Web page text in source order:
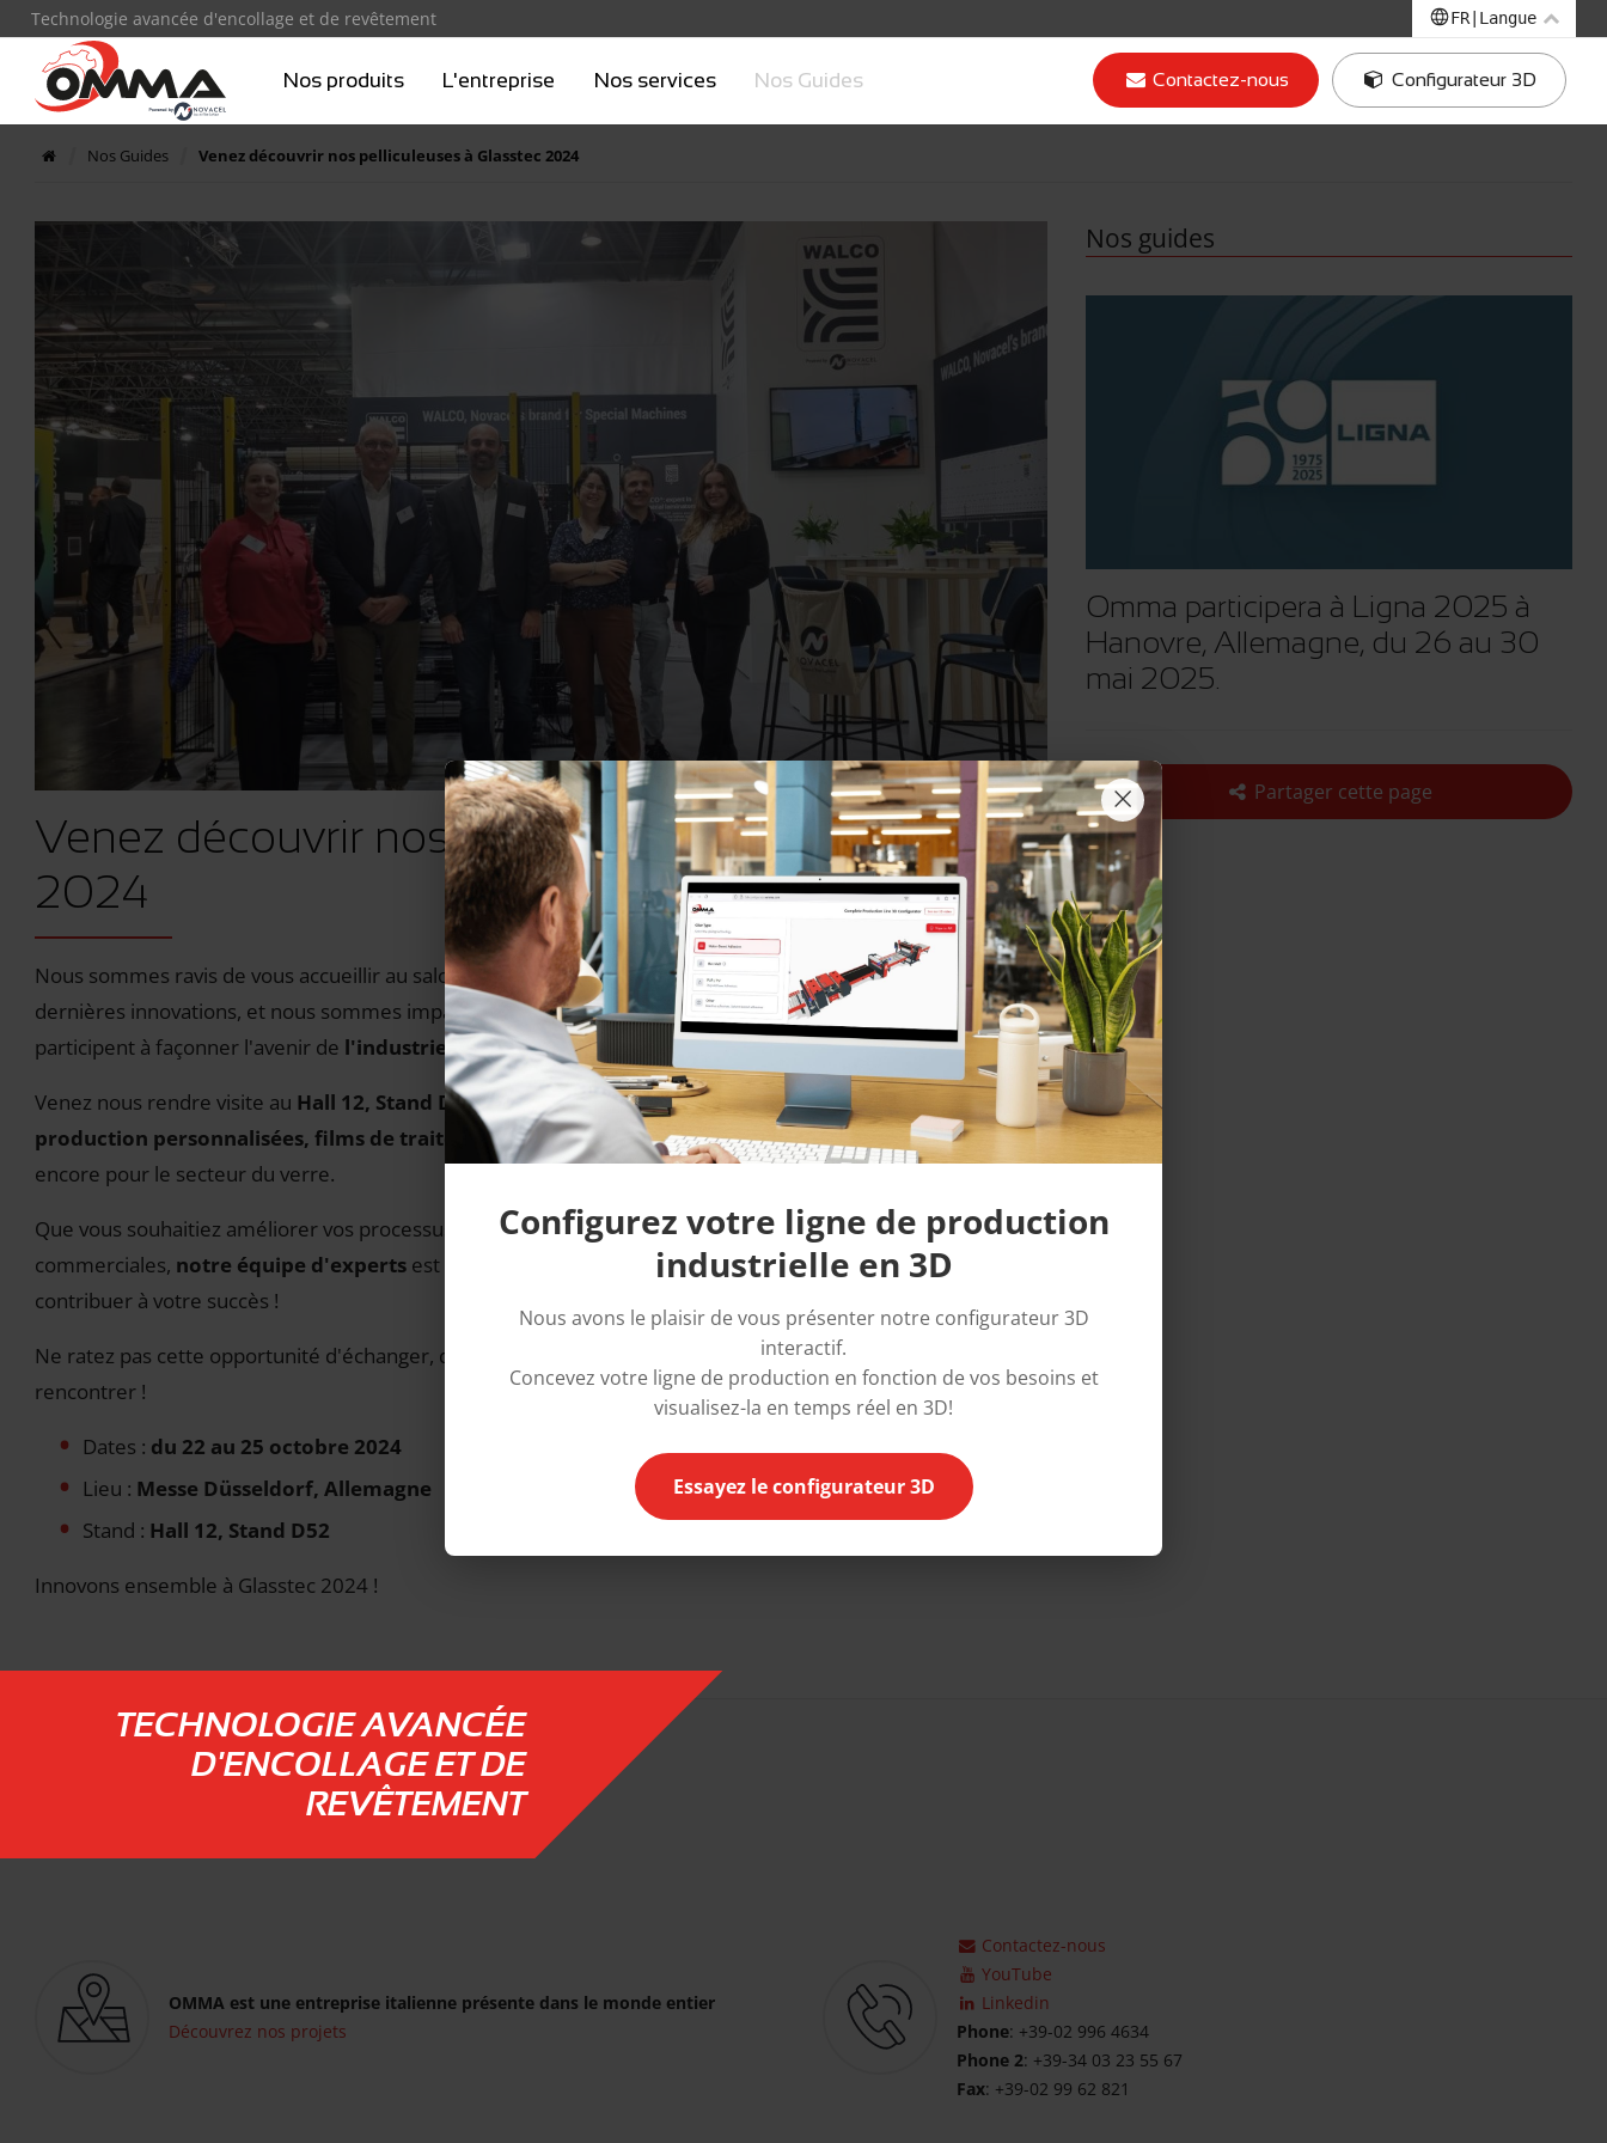
Technologie avancée d'encollage et de revêtement FR Langue
Nos produits L'entreprise Nos services Nos Guides Contactez-nous Configurateur 3D
Nos Guides Venez découvrir nos pelliculeuses à Glasstec 2024
×
Configurez votre ligne de production
industrielle en 3D
Nous avons le plaisir de vous présenter notre configurateur 3D
interactif.
Concevez votre ligne de production en fonction de vos besoins et
visualisez-la en temps réel en 3D!
Essayez le configurateur 3D
Venez découvrir nos pelliculeuses à Glasstec
2024
Nous sommes ravis de vous accueillir au salonGlasstec 2024à Düsseldorf ! Cet événement met en avant les
dernières innovations, et nous sommes impatients de vous montrer comment OMMA, WALCO et Novacel
participent à façonner l'avenir de l'industrie du verre.
Venez nous rendre visite au Hall 12, Stand D52et découvrez nos nouveautés :pelliculeuses, lignes de
production personnalisées, films de traitement et de protection, rubans techniques
, et bien plus
encore pour le secteur du verre.
Que vous souhaitiez améliorer vos processus de production ou explorer de nouvelles opportunités
commerciales, notre équipe d'experts est disponible pour discuter de la façon dont nous pouvons
contribuer à votre succès !
Ne ratez pas cette opportunité d'échanger, d'apprendre et de collaborer. Nous avons hâte de vous
rencontrer !
Dates : du 22 au 25 octobre 2024
Lieu : Messe Düsseldorf, Allemagne
Stand : Hall 12, Stand D52
Innovons ensemble à Glasstec 2024 !
Nos guides
Omma participera à Ligna 2025 à
Hanovre, Allemagne, du 26 au 30
mai 2025.
Partager cette page
TECHNOLOGIE AVANCÉE
D'ENCOLLAGE ET DE
REVÊTEMENT
OMMA est une entreprise italienne présente dans le monde entier
Découvrez nos projets
Contactez-nous
YouTube
Linkedin
Phone: +39-02 996 4634
Phone 2: +39-34 03 23 55 67
Fax: +39-02 99 62 821